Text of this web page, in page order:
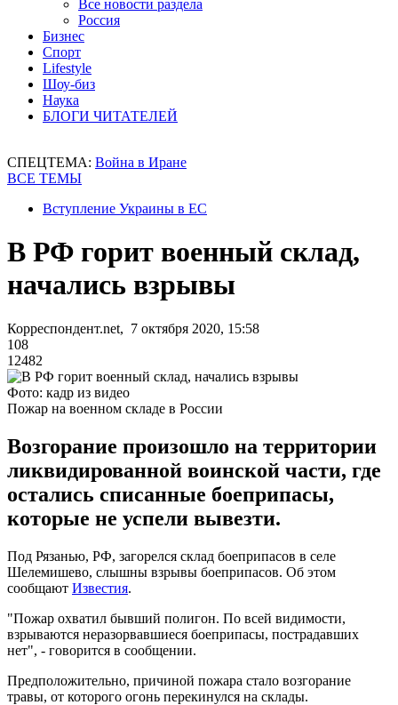
Все новости раздела
Россия
Бизнес
Спорт
Lifestyle
Шоу-биз
Наука
БЛОГИ ЧИТАТЕЛЕЙ
СПЕЦТЕМА: Война в Иране
ВСЕ ТЕМЫ
Вступление Украины в ЕС
В РФ горит военный склад,
начались взрывы
Корреспондент.net, 7 октября 2020, 15:58
108
12482
Фото: кадр из видео
Пожар на военном складе в России
Возгорание произошло на территории
ликвидированной воинской части, где
остались списанные боеприпасы,
которые не успели вывезти.
Под Рязанью, РФ, загорелся склад боеприпасов в селе
Шелемишево, слышны взрывы боеприпасов. Об этом
сообщают Известия.
"Пожар охватил бывший полигон. По всей видимости,
взрываются неразорвавшиеся боеприпасы, пострадавших
нет", - говорится в сообщении.
Предположительно, причиной пожара стало возгорание
травы, от которого огонь перекинулся на склады.